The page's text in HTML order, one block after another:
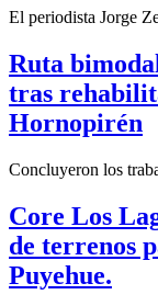
El periodista Jorge
Ruta
tras
Hornopirén
Concluyeron los
Core Los
de terrenos
Puyehue.